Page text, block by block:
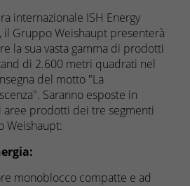
internazionale ISH Energy
il Gruppo Weishaupt presenterà
la sua vasta gamma di prodotti
di 2.600 metri quadrati nel
del motto "La
Saranno esposte in
aree prodotti dei tre segmenti
Weishaupt:
monoblocco compatte e ad